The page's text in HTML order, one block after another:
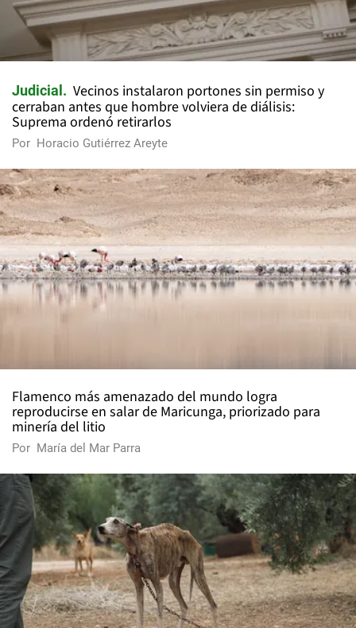
Judicial
Vecinos instalaron portones sin permiso y
cerraban antes que hombre volviera de diálisis:
Suprema ordenó retirarlos
Por Horacio Gutiérrez Areyte
Flamenco más amenazado del mundo logra
reproducirse en salar de Maricunga, priorizado para
minería del litio
Por María del Mar Parra